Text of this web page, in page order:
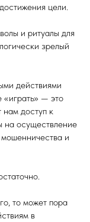
цели.
и ритуалы для
зрелый
действиями
«играть» — это
нам доступ к
на осуществление
и
то может пора
в